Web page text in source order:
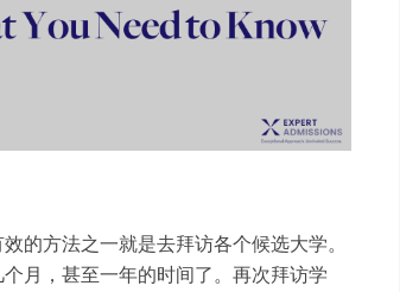
的方法之一就是去拜访各个候选大学。
月，甚至一年的时间了。再次拜访学